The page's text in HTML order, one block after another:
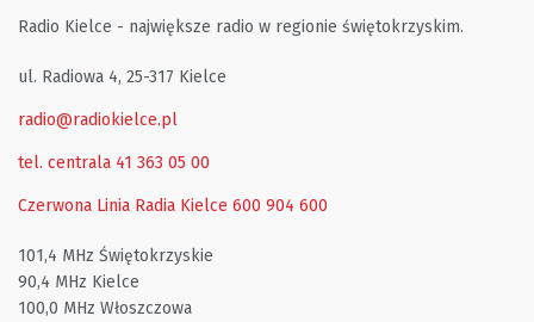
Radio Kielce - największe radio w regionie świętokrzyskim.
ul. Radiowa 4, 25-317 Kielce
radio@radiokielce.pl
tel. centrala 41 363 05 00
Czerwona Linia Radia Kielce 600 904 600
101,4 MHz Świętokrzyskie
90,4 MHz Kielce
100,0 MHz Włoszczowa